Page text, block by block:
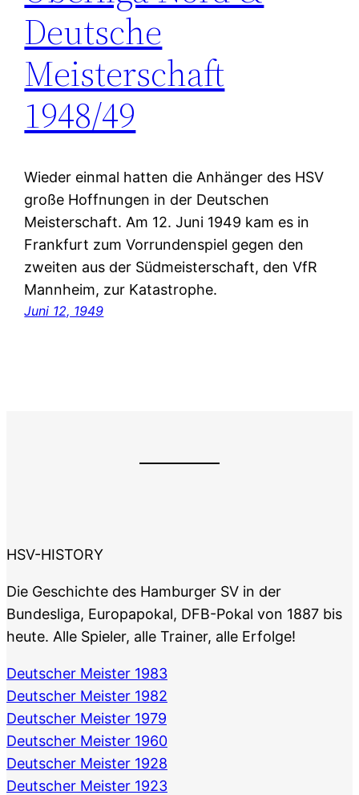
Deutsche
Meisterschaft
1948/49
Wieder einmal hatten die Anhänger des HSV
große Hoffnungen in der Deutschen
Meisterschaft. Am 12. Juni 1949 kam es in
Frankfurt zum Vorrundenspiel gegen den
zweiten aus der Südmeisterschaft, den VfR
Mannheim, zur Katastrophe.
Juni 12, 1949
HSV-HISTORY
Die Geschichte des Hamburger SV in der
Bundesliga, Europapokal, DFB-Pokal von 1887 bis
heute. Alle Spieler, alle Trainer, alle Erfolge!
Deutscher Meister 1983
Deutscher Meister 1982
Deutscher Meister 1979
Deutscher Meister 1960
Deutscher Meister 1928
Deutscher Meister 1923